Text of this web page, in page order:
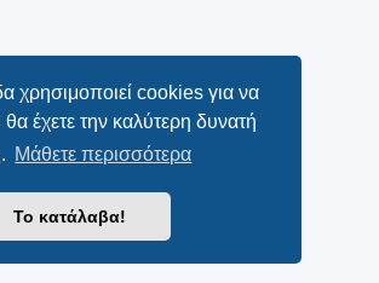
χρησιμοποιεί cookies για να
θα έχετε την καλύτερη δυνατή
Μάθετε περισσότερα
Το κατάλαβα!